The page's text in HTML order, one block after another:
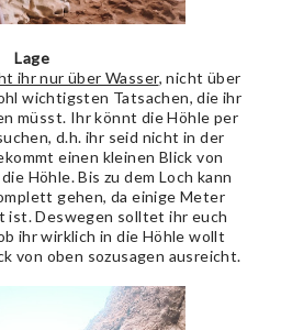
Lage
ihr nur über Wasser, nicht über
wichtigsten Tatsachen, die ihr
müsst. Ihr könnt die Höhle per
d.h. ihr seid nicht in der
einen kleinen Blick von
Höhle. Bis zu dem Loch kann
gehen, da einige Meter
ist. Deswegen solltet ihr euch
ihr wirklich in die Höhle wollt
von oben sozusagen ausreicht.